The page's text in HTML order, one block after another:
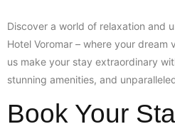
Discover a world of relaxation and
Hotel Voromar – where your
us make your stay extraordinary
stunning amenities, and
Book Your